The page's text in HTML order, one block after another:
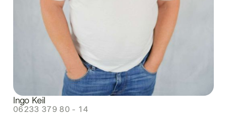
Ingo Keil
06233 379 80 - 14